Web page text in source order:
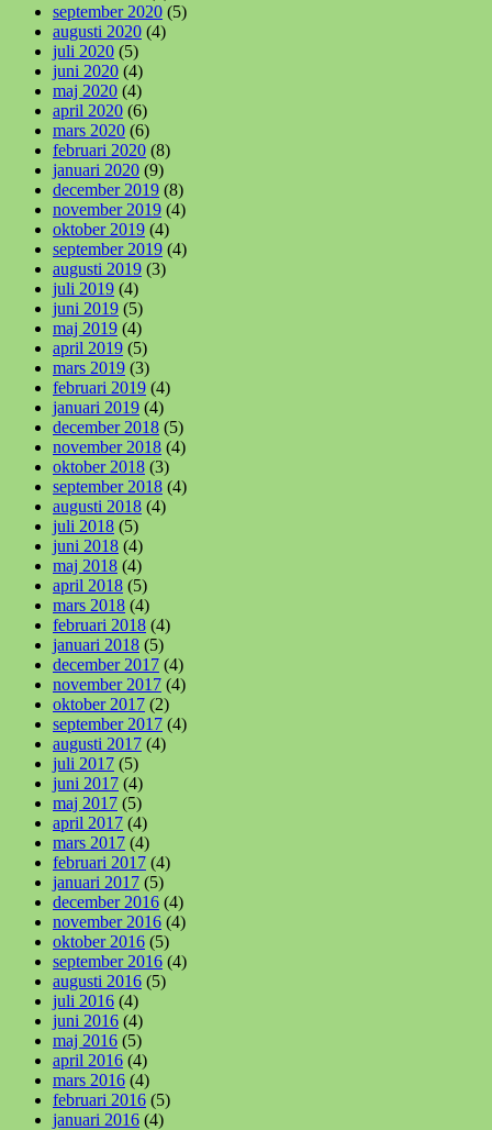
september 2020 (5)
augusti 2020 (4)
juli 2020 (5)
juni 2020 (4)
maj 2020 (4)
april 2020 (6)
mars 2020 (6)
februari 2020 (8)
januari 2020 (9)
december 2019 (8)
november 2019 (4)
oktober 2019 (4)
september 2019 (4)
augusti 2019 (3)
juli 2019 (4)
juni 2019 (5)
maj 2019 (4)
april 2019 (5)
mars 2019 (3)
februari 2019 (4)
januari 2019 (4)
december 2018 (5)
november 2018 (4)
oktober 2018 (3)
september 2018 (4)
augusti 2018 (4)
juli 2018 (5)
juni 2018 (4)
maj 2018 (4)
april 2018 (5)
mars 2018 (4)
februari 2018 (4)
januari 2018 (5)
december 2017 (4)
november 2017 (4)
oktober 2017 (2)
september 2017 (4)
augusti 2017 (4)
juli 2017 (5)
juni 2017 (4)
maj 2017 (5)
april 2017 (4)
mars 2017 (4)
februari 2017 (4)
januari 2017 (5)
december 2016 (4)
november 2016 (4)
oktober 2016 (5)
september 2016 (4)
augusti 2016 (5)
juli 2016 (4)
juni 2016 (4)
maj 2016 (5)
april 2016 (4)
mars 2016 (4)
februari 2016 (5)
januari 2016 (4)